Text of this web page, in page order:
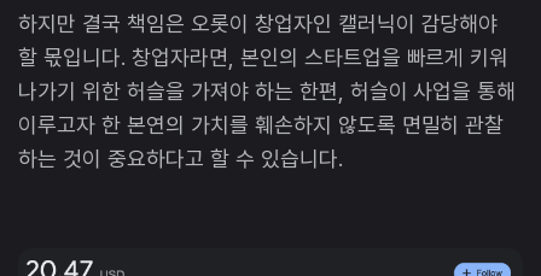
하지만 결국 책임은 오롯이 창업자인 캘러닉이 감당해야
할 몫입니다. 창업자라면, 본인의 스타트업을 빠르게 키워
나가기 위한 허슬을 가져야 하는 한편, 허슬이 사업을 통해
이루고자 한 본연의 가치를 훼손하지 않도록 면밀히 관찰
하는 것이 중요하다고 할 수 있습니다.